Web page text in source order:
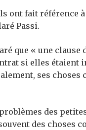
ont fait référence
Passi.
que « une
si elles étaient
ses choses
des
des choses